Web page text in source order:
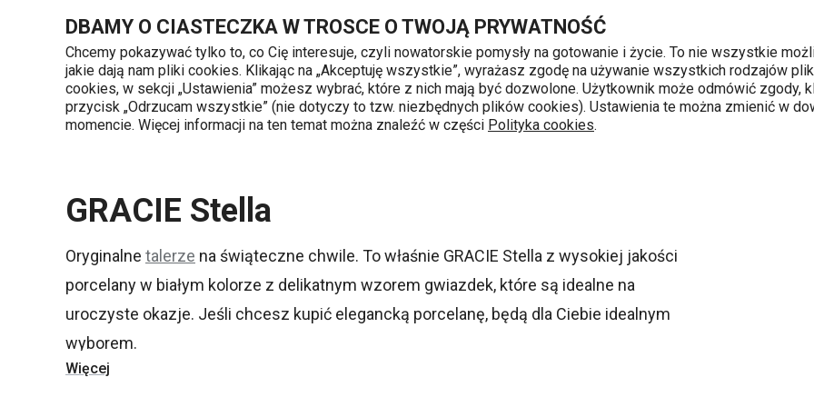
DBAMY O CIASTECZKA W TROSCE O TWOJĄ PRYWATNOŚĆ
Chcemy pokazywać tylko to, co Cię interesuje, czyli nowatorskie pomysły na gotowanie i życie. To nie wszystkie
jakie dają nam pliki cookies. Klikając na „Akceptuję wszystkie”, wyrażasz zgodę na używanie wszystkich rodzajów
cookies, w sekcji „Ustawienia” możesz wybrać, które z nich mają być dozwolone. Użytkownik może odmówić zgody,
przycisk „Odrzucam wszystkie” (nie dotyczy to tzw. niezbędnych plików cookies). Ustawienia te można zmienić w
momencie. Więcej informacji na ten temat można znaleźć w części Polityka cookies.
Przejdź do głównej zawartości
Przejdź do wyszukiwania
Przejdź do nawigacji
Kategorie produktów 720 809 700
Poniedziałek - piątek od 8 do 16
GRACIE Stella
Oryginalne talerze na świąteczne chwile. To właśnie GRACIE Stella z wysokiej jakości
porcelany w białym kolorze z delikatnym wzorem gwiazdek, które są idealne na
uroczyste okazje. Jeśli chcesz kupić elegancką porcelanę, będą dla Ciebie idealnym
wyborem.
Więcej